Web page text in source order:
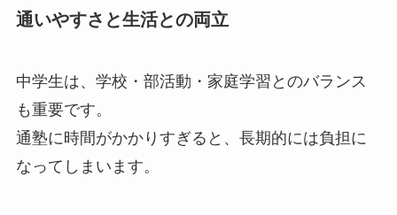
通いやすさと生活との両立
中学生は、学校・部活動・家庭学習とのバランス
も重要です。
通塾に時間がかかりすぎると、長期的には負担に
なってしまいます。